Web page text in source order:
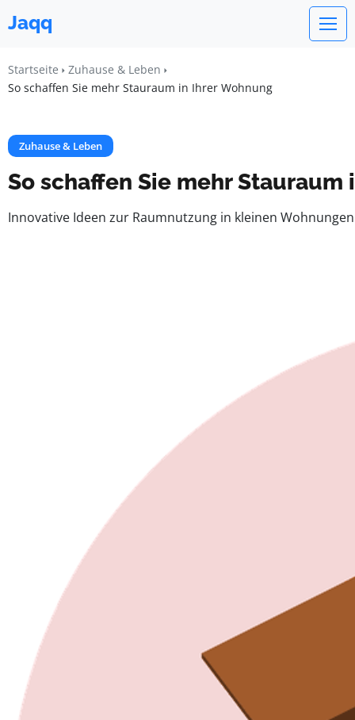
Jaqq
Startseite
Zuhause & Leben
So schaffen Sie mehr Stauraum in Ihrer Wohnung
Zuhause & Leben
So schaffen Sie mehr Stauraum
Innovative Ideen zur Raumnutzung in kleinen